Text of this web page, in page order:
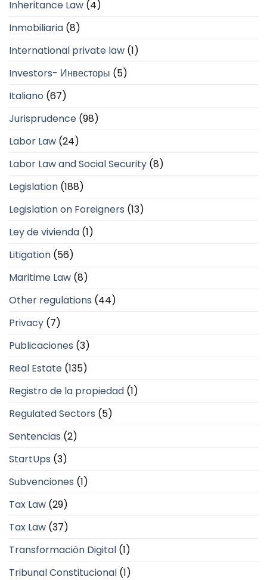
Inheritance Law (4)
Inmobiliaria (8)
International private law (1)
Investors- Инвесторы (5)
Italiano (67)
Jurisprudence (98)
Labor Law (24)
Labor Law and Social Security (8)
Legislation (188)
Legislation on Foreigners (13)
Ley de vivienda (1)
Litigation (56)
Maritime Law (8)
Other regulations (44)
Privacy (7)
Publicaciones (3)
Real Estate (135)
Registro de la propiedad (1)
Regulated Sectors (5)
Sentencias (2)
StartUps (3)
Subvenciones (1)
Tax Law (29)
Tax Law (37)
Transformación Digital (1)
Tribunal Constitucional (1)